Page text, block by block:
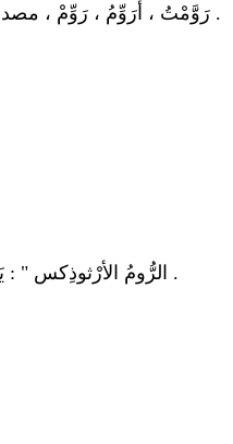
[ ر و م ]. ( فعل : رباعي لازم متعد بحرف ). رَوَّمْتُ ، أُرَوِّمُ ، رَوِّمْ ، مصدر تَرْويمٌ .
2 ." الرُّومُ الأرْثوذِكس " : يَنْتَمونَ إلى الكَنيسَةِ الْمَسيحِيَّةِ الشَّرْقِيَّةِ البيزَنْطِيَّةِ .